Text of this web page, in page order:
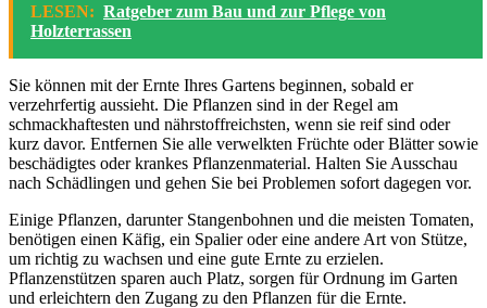
LESEN: Ratgeber zum Bau und zur Pflege von
Holzterrassen
Sie können mit der Ernte Ihres Gartens beginnen, sobald er
verzehrfertig aussieht. Die Pflanzen sind in der Regel am
schmackhaftesten und nährstoffreichsten, wenn sie reif sind oder
kurz davor. Entfernen Sie alle verwelkten Früchte oder Blätter sowie
beschädigtes oder krankes Pflanzenmaterial. Halten Sie Ausschau
nach Schädlingen und gehen Sie bei Problemen sofort dagegen vor.
Einige Pflanzen, darunter Stangenbohnen und die meisten Tomaten,
benötigen einen Käfig, ein Spalier oder eine andere Art von Stütze,
um richtig zu wachsen und eine gute Ernte zu erzielen.
Pflanzenstützen sparen auch Platz, sorgen für Ordnung im Garten
und erleichtern den Zugang zu den Pflanzen für die Ernte.